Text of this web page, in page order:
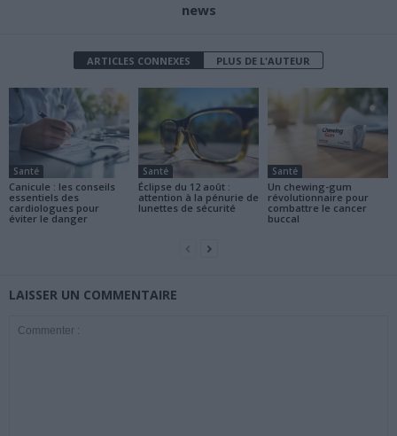
news
ARTICLES CONNEXES PLUS DE L'AUTEUR
Santé
Canicule : les conseils
essentiels des
cardiologues pour
éviter le danger
Santé
Éclipse du 12 août :
attention à la pénurie de
lunettes de sécurité
Santé
Un chewing-gum
révolutionnaire pour
combattre le cancer
buccal
LAISSER UN COMMENTAIRE